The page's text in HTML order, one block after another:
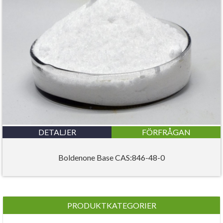
DETALJER FÖRFRÅGAN
Boldenone Base CAS:846-48-0
PRODUKTKATEGORIER